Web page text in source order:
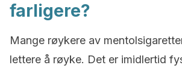
farligere?
Mange røykere av
lettere å røyke. Det er imidlertid